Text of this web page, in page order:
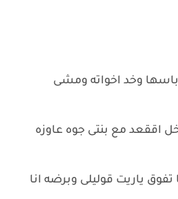
وخد اخواته ومشى
اققعد مع بنتى جوه عاوزه
ياريت قوليلى وبرضه انا